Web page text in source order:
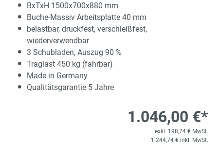
BxTxH 1500x700x880 mm
Buche-Massiv Arbeitsplatte 40 mm
belastbar, druckfest, verschleißfest,
wiederverwendbar
3 Schubladen, Auszug 90 %
Traglast 450 kg (fahrbar)
Made in Germany
Qualitätsgarantie 5 Jahre
1.046,00 €*
exkl. 198,74 € MwSt.
1.244,74 € inkl. MwSt.